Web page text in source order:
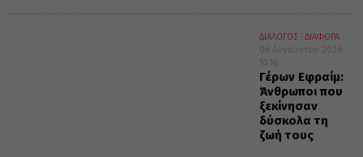
ΔΙΑΛΟΓΟΣ
ΔΙΑΦΟΡΑ
06 Αυγούστου 2026
10:16
Γέρων Εφραίμ:
Άνθρωποι που
ξεκίνησαν
δύσκολα τη
ζωή τους